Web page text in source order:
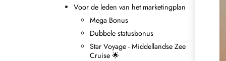
Voor de leden van het marketingplan
Mega Bonus
Dubbele statusbonus
Star Voyage - Middellandse Zee
Cruise 🌟